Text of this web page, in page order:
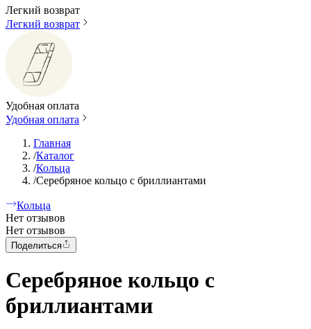
Легкий возврат
Легкий возврат
Удобная оплата
Удобная оплата
Главная
/Каталог
/Кольца
/Серебряное кольцо с бриллиантами
Кольца
Нет отзывов
Нет отзывов
Поделиться
Серебряное кольцо с
бриллиантами